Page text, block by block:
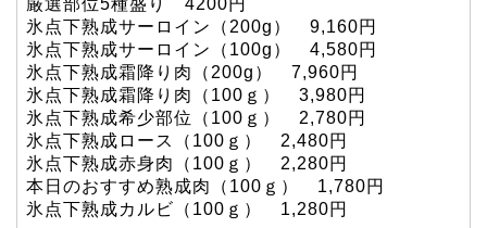
氷点下熟成サーロイン（200g） 9,160円
氷点下熟成サーロイン（100g） 4,580円
氷点下熟成霜降り肉（200g） 7,960円
氷点下熟成霜降り肉（100ｇ） 3,980円
氷点下熟成希少部位（100ｇ） 2,780円
氷点下熟成ロース（100ｇ） 2,480円
氷点下熟成赤身肉（100ｇ） 2,280円
本日のおすすめ熟成肉（100ｇ） 1,780円
氷点下熟成カルビ（100ｇ） 1,280円